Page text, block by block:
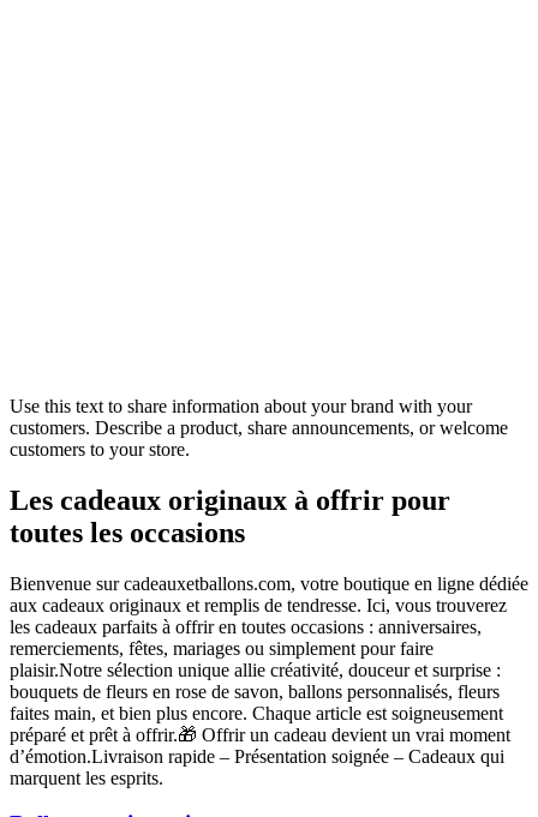
Use this text to share information about your brand with your
customers. Describe a product, share announcements, or welcome
customers to your store.
Les cadeaux originaux à offrir pour
toutes les occasions
Bienvenue sur cadeauxetballons.com, votre boutique en ligne dédiée
aux cadeaux originaux et remplis de tendresse. Ici, vous trouverez
les cadeaux parfaits à offrir en toutes occasions : anniversaires,
remerciements, fêtes, mariages ou simplement pour faire
plaisir.Notre sélection unique allie créativité, douceur et surprise :
bouquets de fleurs en rose de savon, ballons personnalisés, fleurs
faites main, et bien plus encore. Chaque article est soigneusement
préparé et prêt à offrir.🎁 Offrir un cadeau devient un vrai moment
d’émotion.Livraison rapide – Présentation soignée – Cadeaux qui
marquent les esprits.